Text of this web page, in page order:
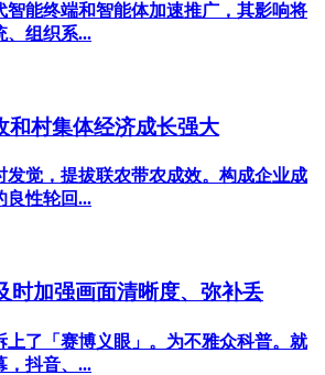
智能终端和智能体加速推广，其影响将
、组织系...
和村集体经济成长强大
发觉，提拔联农带农成效。构成企业成
良性轮回...
时加强画面清晰度、弥补丢
上了「赛博义眼」。为不雅众科普。就
，抖音、...